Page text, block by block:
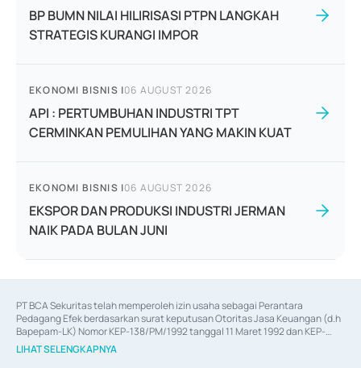
BP BUMN NILAI HILIRISASI PTPN LANGKAH
STRATEGIS KURANGI IMPOR
EKONOMI BISNIS |06 AUGUST 2026
API : PERTUMBUHAN INDUSTRI TPT
CERMINKAN PEMULIHAN YANG MAKIN KUAT
EKONOMI BISNIS |06 AUGUST 2026
EKSPOR DAN PRODUKSI INDUSTRI JERMAN
NAIK PADA BULAN JUNI
PT BCA Sekuritas telah memperoleh izin usaha sebagai Perantara
Pedagang Efek berdasarkan surat keputusan Otoritas Jasa Keuangan (d.h
Bapepam-LK) Nomor KEP-138/PM/1992 tanggal 11 Maret 1992 dan KEP-
06/D.04/2014 tanggal 28 Februari 2014, izin usaha sebagai Penjamin Emisi
Efek berdasarkan surat keputusan Otoritas Jasa Keuangan Nomor KEP-
LIHAT SELENGKAPNYA